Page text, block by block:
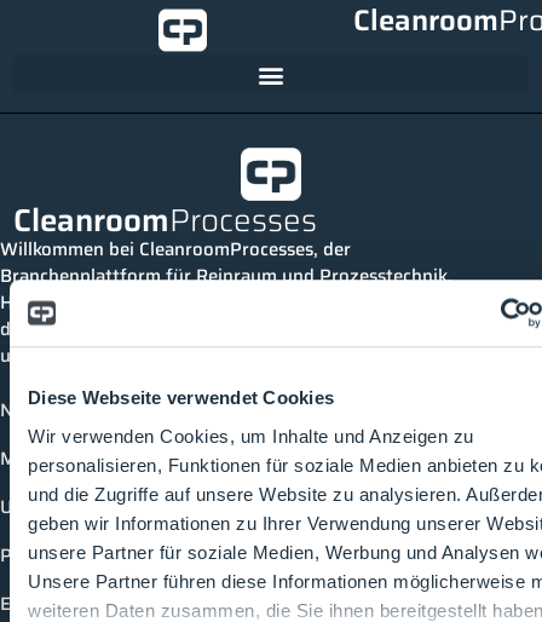
Diese Webseite verwendet Cookies
Wir verwenden Cookies, um Inhalte und Anzeigen zu
personalisieren, Funktionen für soziale Medien anbieten zu
und die Zugriffe auf unsere Website zu analysieren.
geben wir Informationen zu Ihrer Verwendung unserer
unsere Partner für soziale Medien, Werbung und Analysen
Unsere Partner führen diese Informationen möglicherweise
weiteren Daten zusammen, die Sie ihnen bereitgestellt
Cleanroom
CleanroomProcesses
Willkommen bei CleanroomProcesses, der
Branchenplattform für Reinraum und Prozesstechnik.
Hier bleibst du immer auf dem neuesten Stand, kannst
dich mit anderen verknüpfen und alle relevanten Themen
und Events der Branche entdecken.
News
Mediathek
Unternehmen
Produkte
Events